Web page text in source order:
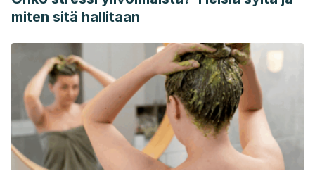
Farvid, M. S., Sidahmed, E., Spence, N. D., Angua, K. M.,
and processed meat and cancer incidence: a systematic
review and meta-analysis of prospective studies.
European
Journal of Epidemiology, 36(9), 937-951.
https://pubmed.ncbi.nlm.nih.gov/34455534/
García-Arroyo, F. E., Cristóbal, M., Arellano-Buendía, A. S.,
Osorio-Alonso, H., Tapia, E., Soto, V., Madero, M., Lanaspa,
M. A., Roncal-Jimenez, C. A., Bankir, L., Johnson, R. J., &
miten sitä hallitaan